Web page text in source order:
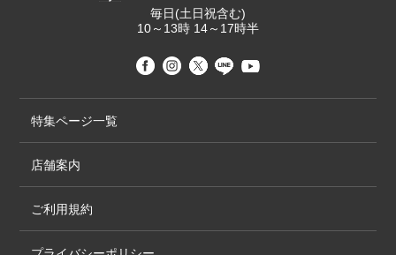
毎日(土日祝含む)
10～13時 14～17時半
特集ページ一覧
店舗案内
ご利用規約